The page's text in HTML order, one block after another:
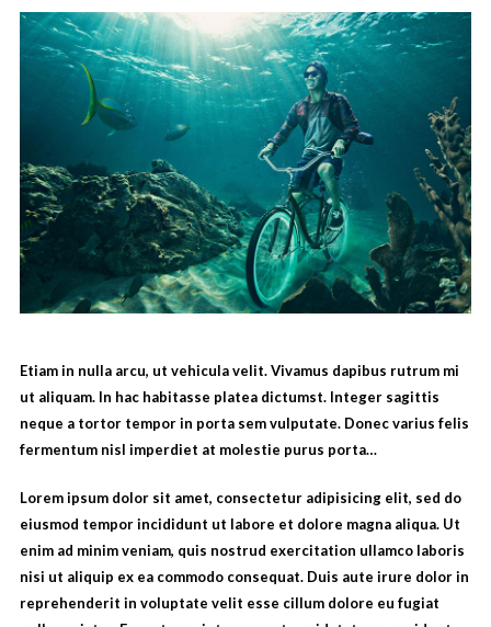
Etiam in nulla arcu, ut vehicula velit. Vivamus dapibus rutrum mi
ut aliquam. In hac habitasse platea dictumst. Integer sagittis
neque a tortor tempor in porta sem vulputate. Donec varius felis
fermentum nisl imperdiet at molestie purus porta…
Lorem ipsum dolor sit amet, consectetur adipisicing elit, sed do
eiusmod tempor incididunt ut labore et dolore magna aliqua. Ut
enim ad minim veniam, quis nostrud exercitation ullamco laboris
nisi ut aliquip ex ea commodo consequat. Duis aute irure dolor in
reprehenderit in voluptate velit esse cillum dolore eu fugiat